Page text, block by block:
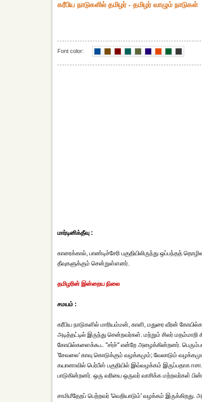
கரீபிய நாடுகளில் தமிழர் - தமிழர் வாழும் நாடுகள்
Font color:
மார்டினிக்தீவு :
காரைக்கால், பாண்டிச்சேரி பகுதியிலிருந்து ஒப்பந்தத்
தீவுகளுக்கும் சென்றுள்ளனர்.
தமிழரின் இன்றைய நிலை
சமயம் :
கரீபிய நாடுகளில் மாரியம்மன், காளி, மதுரை வீரன்
அடித்தட்டில் இருந்து சென்றவர்கள். மற்றும் சிலர்
கோயில்களைக்கூட "சர்ச்" என்றே அழைக்கின்றனர்.
'சேவலை' காவு கொடுக்கும் வழக்கமும்; வேலாடும்
கயானாவில் பெர்பீஸ் பகுதியில் இவ்வழக்கம் இருப்பதாக
பாடுகின்றனர். ஒரு வரியை ஒருவர் வாசிக்க மற்றவர்கள்
சாமிமீதேறப் பெற்றவர் 'வெறியாடும்' வழக்கம் இருக்கிறது.